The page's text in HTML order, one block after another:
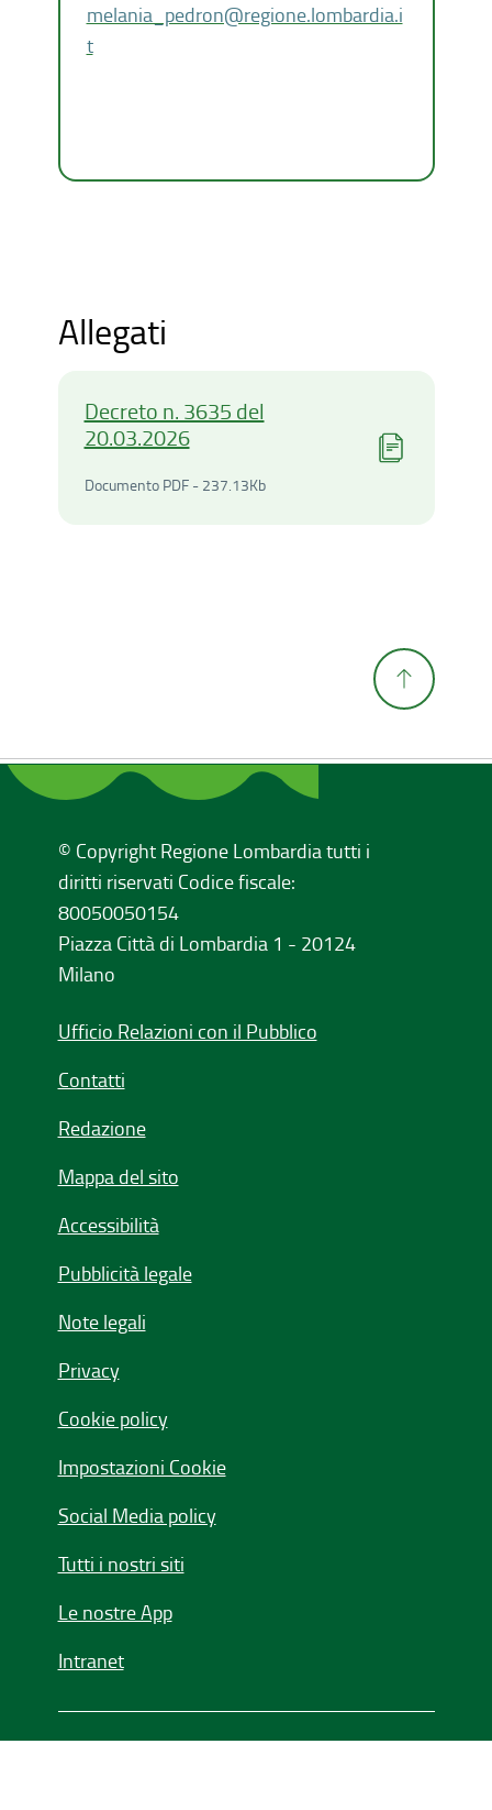
melania_pedron@regione.lombardia.i
t
Allegati
Decreto n. 3635 del
20.03.2026
Documento PDF - 237.13KbDocumento PDF -
© Copyright Regione Lombardia tutti i
diritti riservati Codice fiscale:
80050050154
Piazza Città di Lombardia 1 - 20124
Milano
Ufficio Relazioni con il Pubblico
Contatti
Redazione
Mappa del sito
Accessibilità
Pubblicità legale
Note legali
Privacy
Cookie policy
Impostazioni Cookie
Social Media policy
Tutti i nostri siti
Le nostre App
Intranet